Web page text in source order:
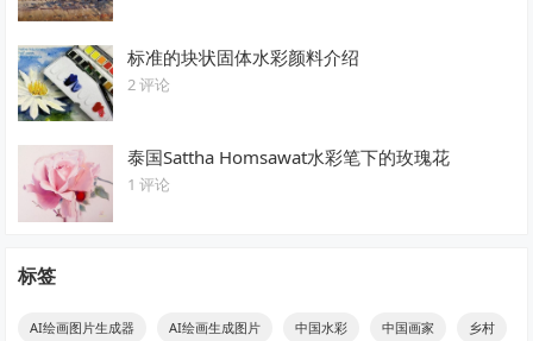
标准的块状固体水彩颜料介绍
2 评论
泰国Sattha Homsawat水彩笔下的玫瑰花
1 评论
标签
AI绘画图片生成器 AI绘画生成图片 中国水彩 中国画家 乡村